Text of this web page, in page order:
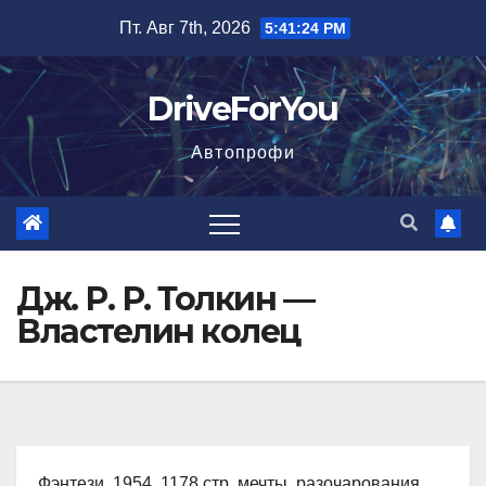
содержимому
Пт. Авг 7th, 2026 5:41:25 PM
DriveForYou
Автопрофи
Дж. Р. Р. Толкин —
Властелин колец